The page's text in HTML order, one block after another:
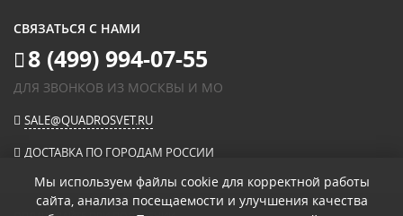
СВЯЗАТЬСЯ С НАМИ
8 (499) 994-07-55
ДЛЯ ЗВОНКОВ ИЗ МОСКВЫ И МО
SALE@QUADROSVET.RU
ДОСТАВКА ПО ГОРОДАМ РОССИИ
Мы используем файлы cookie для корректной работы
сайта, анализа посещаемости и улучшения качества